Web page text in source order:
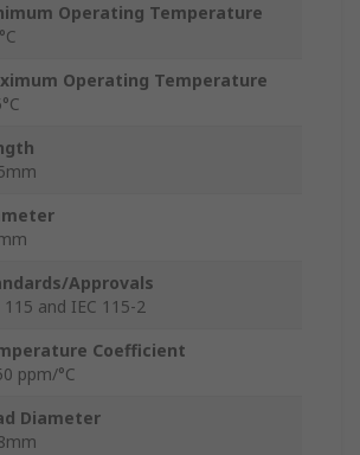
Operating Temperature
Operating Temperature
Approvals
115 and IEC 115-2
Coefficient
ppm/°C
Diameter